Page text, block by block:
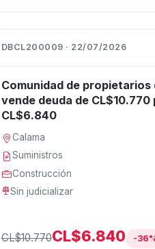
DBCL200009 · 22/07/2026
Comunidad de propietarios
vende deuda de CL$10.770
CL$6.840
Calama
Suministros
Construcción
Sin judicializar
CL$10.770CL$6.840 -